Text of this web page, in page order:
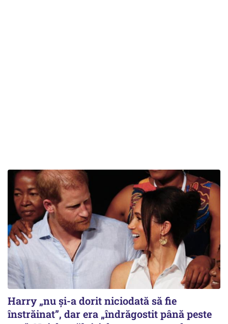
Harry „nu și-a dorit niciodată să fie
înstrăinat”, dar era „îndrăgostit până peste